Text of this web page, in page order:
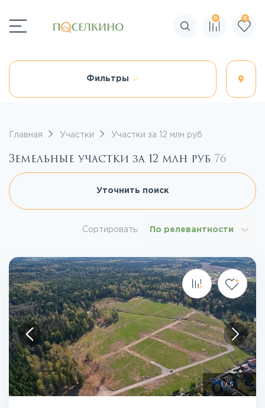
Поиск по сайту
0 0
Фильтры
Главная Участки Участки за 12 млн руб
Земельные участки за 12 млн руб 76
Уточнить поиск
Сортировать: По релевантности
1/5